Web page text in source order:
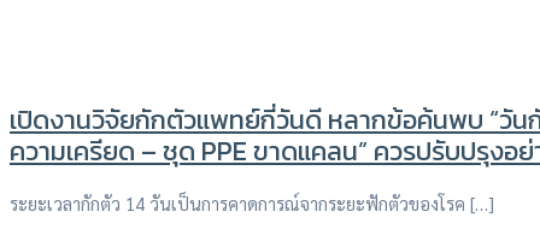
เปิดงานวิจัยกักตัวแพทย์กี่วันดี หลากข้อค้นพบ “วัน
ความเครียด – ชุด PPE ขาดแคลน” ควรปรับปรุงอย่
ระยะเวลากักตัว 14 วันเป็นการคาดการณ์จากระยะฟักตัวของโรค […]